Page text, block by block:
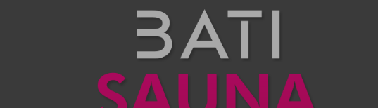
HCR1354SM
390,24 CHF
SÉLECTIONNER